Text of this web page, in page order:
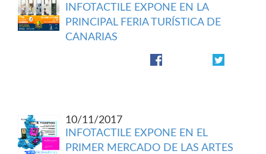
INFOTACTILE EXPONE EN LA
PRINCIPAL FERIA TURÍSTICA DE
CANARIAS
10/11/2017
INFOTACTILE EXPONE EN EL
PRIMER MERCADO DE LAS ARTES